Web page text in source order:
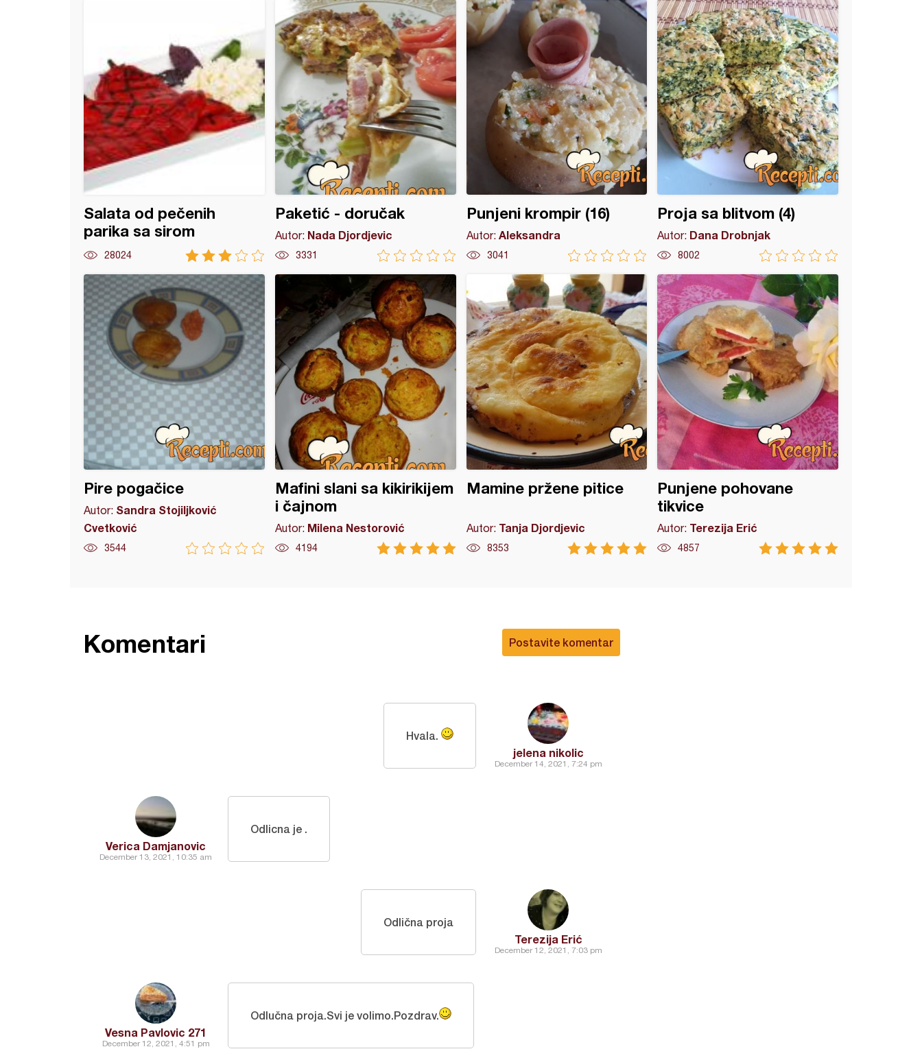
Salata od pečenih
parika sa sirom
28024
Paketić - doručak
Autor: Nada Djordjevic
3331
Punjeni krompir (16)
Autor: Aleksandra
3041
Proja sa blitvom (4)
Autor: Dana Drobnjak
8002
Pire pogačice
Autor: Sandra Stojiljković
Cvetković
3544
Mafini slani sa kikirikijem
i čajnom
Autor: Milena Nestorović
4194
Mamine pržene pitice
Autor: Tanja Djordjevic
8353
Punjene pohovane
tikvice
Autor: Terezija Erić
4857
pohovane tikvice
Postavite komentar
Komentari
jelena nikolic
December 14, 2021, 7:24 pm
Hvala.
Verica Damjanovic
December 13, 2021, 10:35 am
Odlicna je .
Terezija Erić
December 12, 2021, 7:03 pm
Odlična proja
Vesna Pavlovic 271
December 12, 2021, 4:51 pm
Odlučna proja.Svi je volimo.Pozdrav.